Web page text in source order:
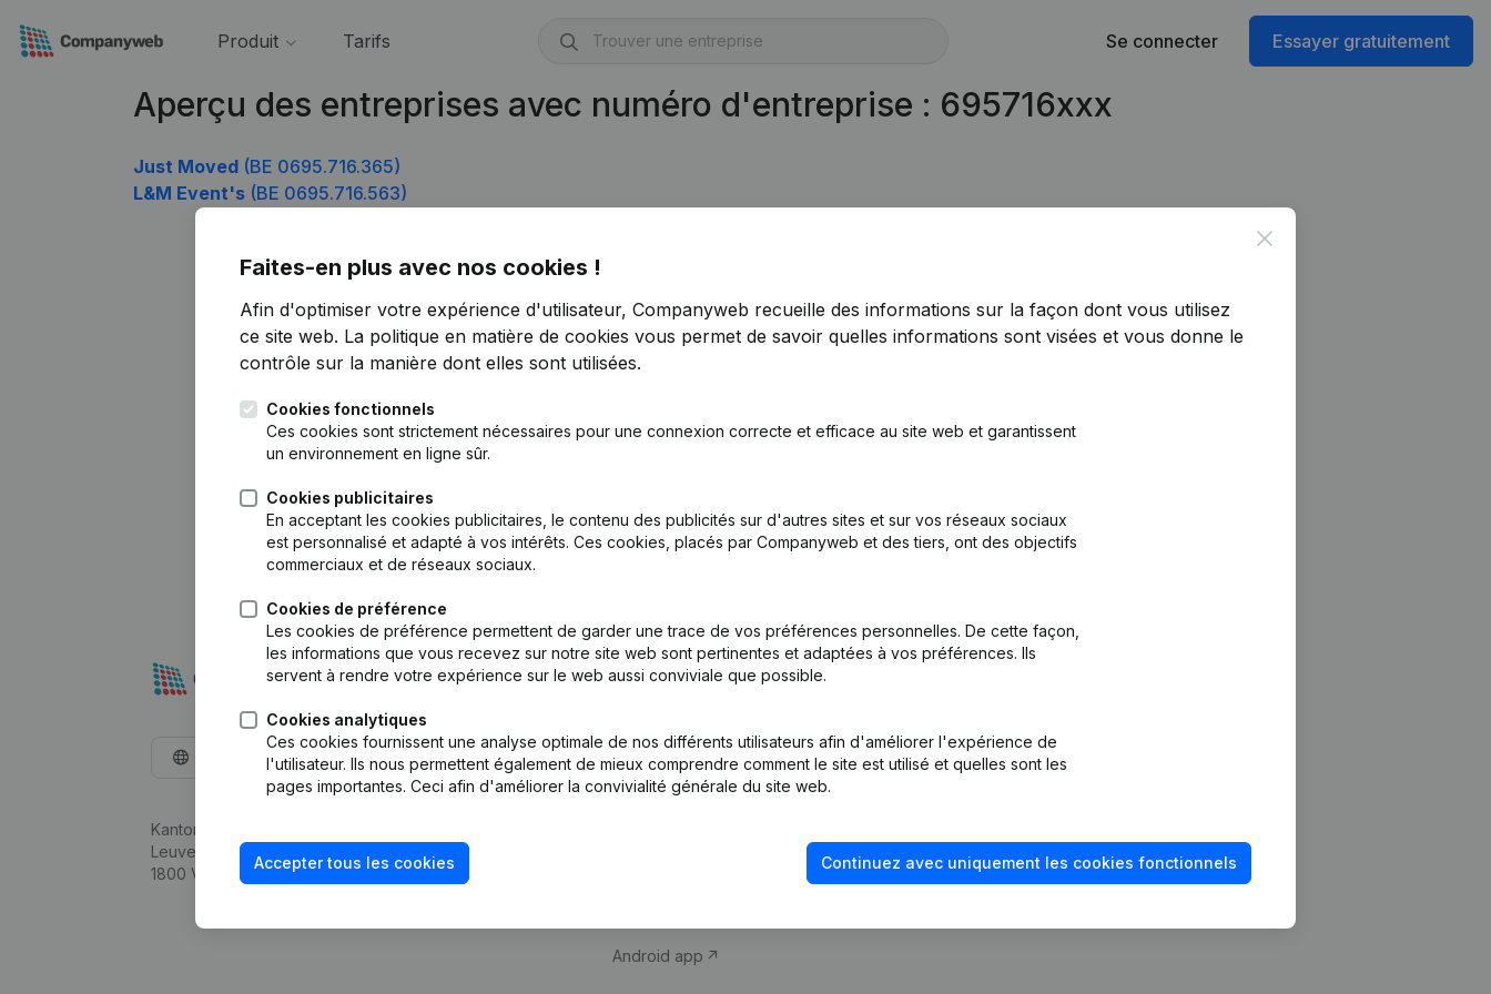
Produit Tarifs Se connecter Essayer gratuitement
Aperçu des entreprises avec numéro d'entreprise : 695716xxx
Just Moved (BE 0695.716.365)
L&M Event's (BE 0695.716.563)
Close
Faites-en plus avec nos cookies !
Afin d'optimiser votre expérience d'utilisateur, Companyweb recueille des informations sur la façon dont vous utilisez
ce site web. La politique en matière de cookies vous permet de savoir quelles informations sont visées et vous donne le
contrôle sur la manière dont elles sont utilisées.
Cookies fonctionnels
Ces cookies sont strictement nécessaires pour une connexion correcte et efficace au site web et garantissent
un environnement en ligne sûr.
Cookies publicitaires
En acceptant les cookies publicitaires, le contenu des publicités sur d'autres sites et sur vos réseaux sociaux
est personnalisé et adapté à vos intérêts. Ces cookies, placés par Companyweb et des tiers, ont des objectifs
commerciaux et de réseaux sociaux.
Cookies de préférence
Les cookies de préférence permettent de garder une trace de vos préférences personnelles. De cette façon,
les informations que vous recevez sur notre site web sont pertinentes et adaptées à vos préférences. Ils
servent à rendre votre expérience sur le web aussi conviviale que possible.
Cookies analytiques
Ces cookies fournissent une analyse optimale de nos différents utilisateurs afin d'améliorer l'expérience de
l'utilisateur. Ils nous permettent également de mieux comprendre comment le site est utilisé et quelles sont les
pages importantes. Ceci afin d'améliorer la convivialité générale du site web.
Accepter tous les cookies Continuez avec uniquement les cookies fonctionnels
Français
Kantorenpark Everest
Leuvensesteenweg 248D,
1800 Vilvoorde
Produit
d’entreprise
Monitoring
Android app
fraude
Consulter des comptes annuels
Vérification de la solvabilité